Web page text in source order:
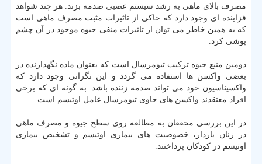
مصرف بالای ماهی به رشد سیستم عصبی صدمه بزند. هر چند شواهد
فزاینده ای وجود دارد كه حاكی از تاثیرات مثبت مصرف ماهی است
كه به همین خاطر می توان از تاثیرات منفی جیوه موجود در آن چشم
پوشی كرد.
دومین منبع جیوه تركیب تیومرسال است كه بعنوان ماده نگهدارنده در
بعضی واكسن ها استفاده می گردد و این نگرانی وجود دارد كه
واكسیناسیون خود می تواند صدمه زننده باشد. به گونه ای كه برخی
افراد معتقدند واكسن های حاوی تیومرسال عامل اوتیسم است.
در این بررسی محققان به مطالعه روی سطح جیوه و مصرف ماهی
در زنان باردار، خصوصیت های بیماری اوتیسم و تشخیص بیماری
اوتیسم در كودكان پرداختند.